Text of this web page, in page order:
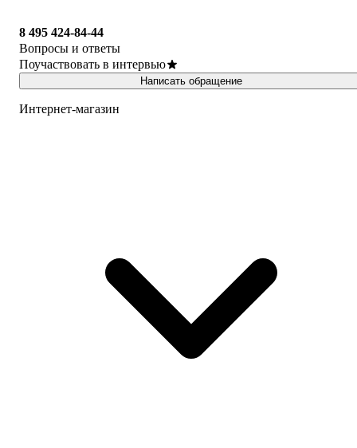
8 495 424-84-44
Вопросы и ответы
Поучаствовать в интервью
Написать обращение
Интернет-магазин